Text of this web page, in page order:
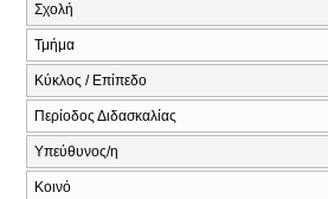
Σχολή
Τμήμα
Κύκλος / Επίπεδο
Περίοδος Διδασκαλίας
Υπεύθυνος/η
Κοινό